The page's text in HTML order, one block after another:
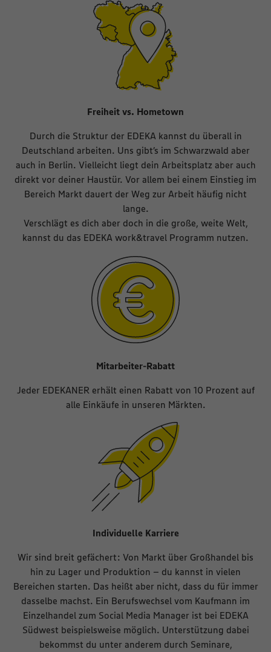
Freiheit vs. Hometown
Durch die Struktur der EDEKA kannst du überall in
Deutschland arbeiten. Uns gibt’s im Schwarzwald aber
auch in Berlin. Vielleicht liegt dein Arbeitsplatz aber auch
direkt vor deiner Haustür. Vor allem bei einem Einstieg im
Bereich Markt dauert der Weg zur Arbeit häufig nicht
lange.
Verschlägt es dich aber doch in die große, weite Welt,
kannst du das EDEKA work&travel Programm nutzen.
Mitarbeiter-Rabatt
Jeder EDEKANER erhält einen Rabatt von 10 Prozent auf
alle Einkäufe in unseren Märkten.
Individuelle Karriere
Wir sind breit gefächert: Von Markt über Großhandel bis
hin zu Lager und Produktion – du kannst in vielen
Bereichen starten. Das heißt aber nicht, dass du für immer
dasselbe machst. Ein Berufswechsel vom Kaufmann im
Einzelhandel zum Social Media Manager ist bei EDEKA
Südwest beispielsweise möglich. Unterstützung dabei
bekommst du unter anderem durch Seminare,